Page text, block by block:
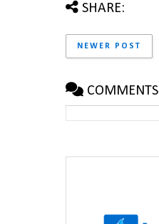
SHARE:
NEWER POST
COMMENTS